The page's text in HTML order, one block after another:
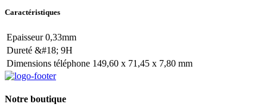
Caractéristiques
Epaisseur 0,33mm
Dureté &#18; 9H
Dimensions téléphone 149,60 x 71,45 x 7,80 mm
Notre boutique